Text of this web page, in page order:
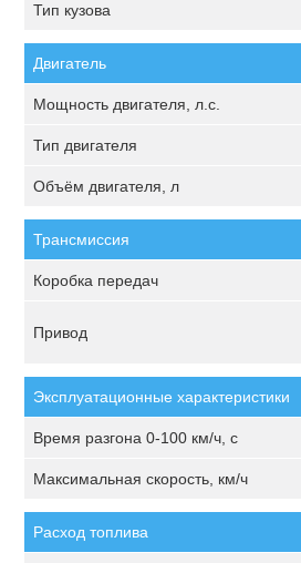
Тип кузова
Двигатель
Мощность двигателя, л.с.
Тип двигателя
Объём двигателя, л
Трансмиссия
Коробка передач
Привод
Эксплуатационные характеристики
Время разгона 0-100 км/ч, с
Максимальная скорость, км/ч
Расход топлива